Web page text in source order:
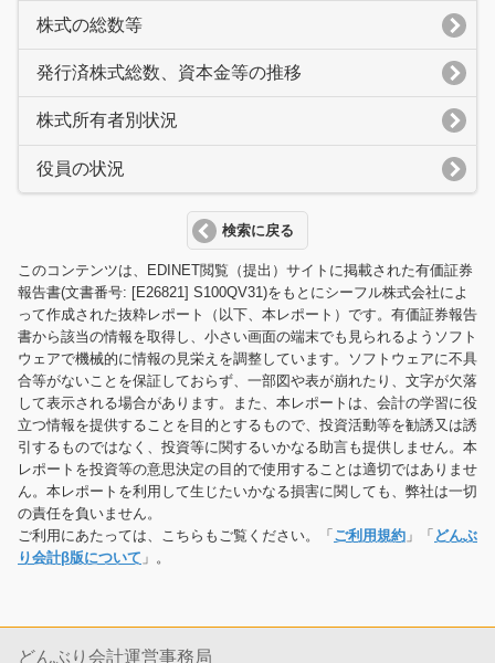
株式の総数等
発行済株式総数、資本金等の推移
株式所有者別状況
役員の状況
検索に戻る
このコンテンツは、EDINET閲覧（提出）サイトに掲載された有価証券
報告書(文書番号: [E26821] S100QV31)をもとにシーフル株式会社によ
って作成された抜粋レポート（以下、本レポート）です。有価証券報告
書から該当の情報を取得し、小さい画面の端末でも見られるようソフト
ウェアで機械的に情報の見栄えを調整しています。ソフトウェアに不具
合等がないことを保証しておらず、一部図や表が崩れたり、文字が欠落
して表示される場合があります。また、本レポートは、会計の学習に役
立つ情報を提供することを目的とするもので、投資活動等を勧誘又は誘
引するものではなく、投資等に関するいかなる助言も提供しません。本
レポートを投資等の意思決定の目的で使用することは適切ではありませ
ん。本レポートを利用して生じたいかなる損害に関しても、弊社は一切
の責任を負いません。
ご利用にあたっては、こちらもご覧ください。「 ご利用規約 」「 どんぶ
り会計β版について 」。
どんぶり会計運営事務局